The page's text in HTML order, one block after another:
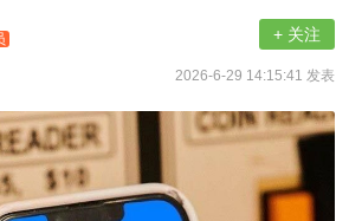
+ 关注
2026-6-29 14:15:41 发表